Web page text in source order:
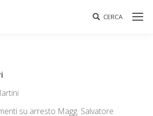
Search:
CERCA
su arresto Magg. Salvatore